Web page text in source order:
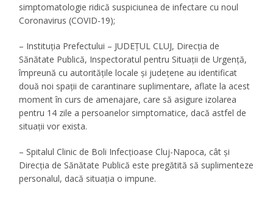
simptomatologie ridică suspiciunea de infectare cu noul
Coronavirus (COVID-19);
– Instituția Prefectului – JUDEȚUL CLUJ, Direcția de
Sănătate Publică, Inspectoratul pentru Situații de Urgență,
împreună cu autoritățile locale și județene au identificat
două noi spații de carantinare suplimentare, aflate la acest
moment în curs de amenajare, care să asigure izolarea
pentru 14 zile a persoanelor simptomatice, dacă astfel de
situații vor exista.
– Spitalul Clinic de Boli Infecțioase Cluj-Napoca, cât și
Direcția de Sănătate Publică este pregătită să suplimenteze
personalul, dacă situația o impune.